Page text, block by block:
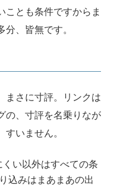
ことも条件ですからま
、皆無です。
まさに寸評。リンクは
の、寸評を名乗りなが
いません。
い以外はすべての条
込みはまあまあの出